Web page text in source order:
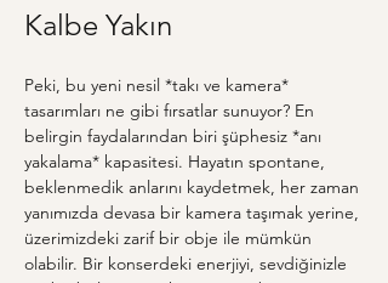
Kalbe Yakın
Peki, bu yeni nesil *takı ve kamera*
tasarımları ne gibi fırsatlar sunuyor? En
belirgin faydalarından biri şüphesiz *anı
yakalama* kapasitesi. Hayatın spontane,
beklenmedik anlarını kaydetmek, her zaman
yanımızda devasa bir kamera taşımak yerine,
üzerimizdeki zarif bir obje ile mümkün
olabilir. Bir konserdeki enerjiyi, sevdiğinizle